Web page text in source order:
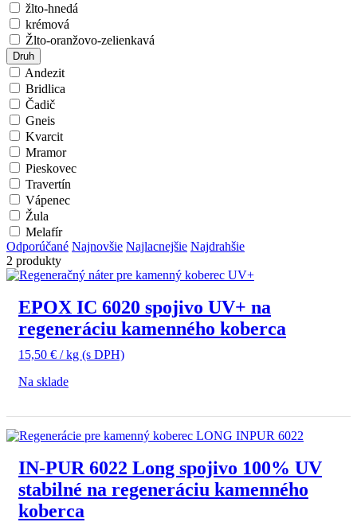
žlto-hnedá
krémová
Žlto-oranžovo-zelienkavá
Druh
Andezit
Bridlica
Čadič
Gneis
Kvarcit
Mramor
Pieskovec
Travertín
Vápenec
Žula
Melafír
Odporúčané Najnovšie Najlacnejšie Najdrahšie
2 produkty
EPOX IC 6020 spojivo UV+ na
regeneráciu kamenného koberca
15,50 € / kg (s DPH)
Na sklade
IN-PUR 6022 Long spojivo 100% UV
stabilné na regeneráciu kamenného
koberca